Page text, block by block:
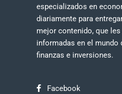
especializados en
diariamente para
mejor contenido, que
informadas en el
finanzas e inversiones.
Facebook